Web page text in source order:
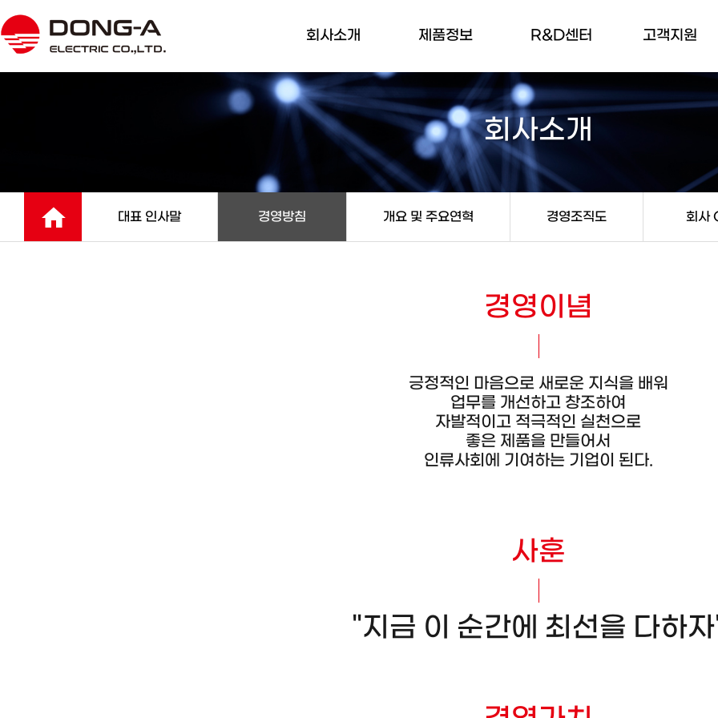
회사소개
대표 인사말
경영방침
개요 및 주요연혁
주요거래처
제품정보
전력기기
R&D센터
연구소 소개
품질보증
고객지원
공지사항
부서별연락처
회사소개
대표 인사말 경영방침 개요 및 주요연혁 경영조직도 회사
경영이념
긍정적인 마음으로 새로운 지식을 배워
업무를 개선하고 창조하여
자발적이고 적극적인 실천으로
좋은 제품을 만들어서
인류사회에 기여하는 기업이 된다.
사훈
"지금 이 순간에 최선을 다하